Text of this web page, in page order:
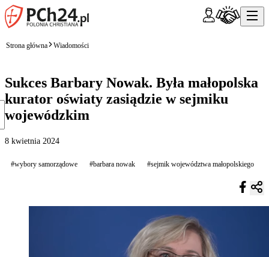
Strona główna Wiadomości
Sukces Barbary Nowak. Była małopolska
kurator oświaty zasiądzie w sejmiku
wojewódzkim
8 kwietnia 2024
#wybory samorządowe #barbara nowak #sejmik województwa małopolskiego